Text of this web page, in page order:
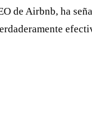
de Airbnb, ha